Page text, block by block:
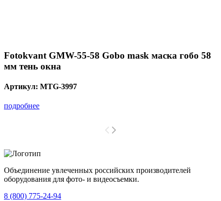
Fotokvant GMW-55-58 Gobo mask маска гобо 58
мм тень окна
Артикул: MTG-3997
подробнее
Объединение увлеченных российских производителей
оборудования для фото- и видеосъемки.
8 (800) 775-24-94